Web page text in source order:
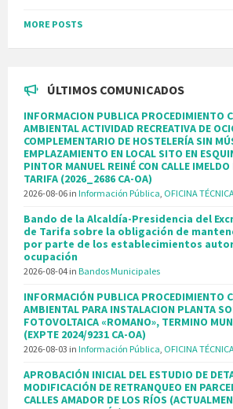
MORE POSTS
ÚLTIMOS COMUNICADOS
INFORMACION PUBLICA PROCEDIMIENTO
AMBIENTAL ACTIVIDAD RECREATIVA DE
COMPLEMENTARIO DE HOSTELERÍA SIN
EMPLAZAMIENTO EN LOCAL SITO EN
PINTOR MANUEL REINÉ CON CALLE
TARIFA (2026_2686 CA-OA)
2026-08-06 in Información Pública, OFICINA
Bando de la Alcaldía-Presidencia del
de Tarifa sobre la obligación de
por parte de los establecimientos
ocupación
2026-08-04 in Bandos Municipales
INFORMACIÓN PUBLICA PROCEDIMIENTO
AMBIENTAL PARA INSTALACION PLANTA
FOTOVOLTAICA «ROMANO», TERMINO
(EXPTE 2024/9231 CA-OA)
2026-08-03 in Información Pública, OFICINA
APROBACIÓN INICIAL DEL ESTUDIO DE
MODIFICACIÓN DE RETRANQUEO EN
CALLES AMADOR DE LOS RÍOS